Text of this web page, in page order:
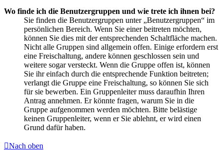
Wo finde ich die Benutzergruppen und wie trete ich ihnen bei?
Sie finden die Benutzergruppen unter „Benutzergruppen“ im
persönlichen Bereich. Wenn Sie einer beitreten möchten,
können Sie dies mit der entsprechenden Schaltfläche machen.
Nicht alle Gruppen sind allgemein offen. Einige erfordern erst
eine Freischaltung, andere können geschlossen sein und
weitere sogar versteckt. Wenn die Gruppe offen ist, können
Sie ihr einfach durch die entsprechende Funktion beitreten;
verlangt die Gruppe eine Freischaltung, so können Sie sich
für sie bewerben. Ein Gruppenleiter muss daraufhin Ihren
Antrag annehmen. Er könnte fragen, warum Sie in die
Gruppe aufgenommen werden möchten. Bitte belästige
keinen Gruppenleiter, wenn er Sie ablehnt, er wird einen
Grund dafür haben.
Nach oben